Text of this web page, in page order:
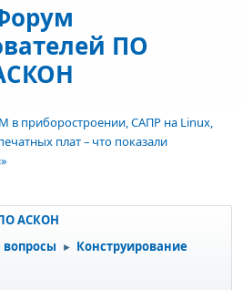
ПО
в приборостроении, САПР на Linux,
плат – что показали
АСКОН
► Конструирование